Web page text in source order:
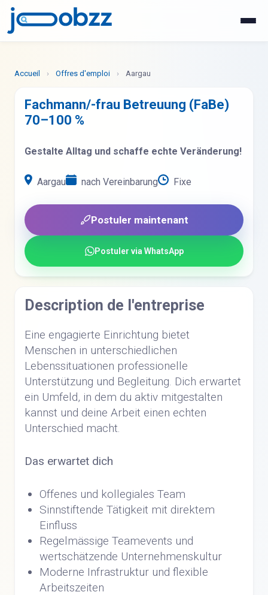
Accueil › Offres d'emploi › Aargau
Fachmann/-frau Betreuung (FaBe)
70–100 %
Gestalte Alltag und schaffe echte Veränderung!
Aargau nach Vereinbarung Fixe
Postuler maintenant
Postuler via WhatsApp
Description de l'entreprise
Eine engagierte Einrichtung bietet
Menschen in unterschiedlichen
Lebenssituationen professionelle
Unterstützung und Begleitung. Dich erwartet
ein Umfeld, in dem du aktiv mitgestalten
kannst und deine Arbeit einen echten
Unterschied macht.
Das erwartet dich
Offenes und kollegiales Team
Sinnstiftende Tätigkeit mit direktem
Einfluss
Regelmässige Teamevents und
wertschätzende Unternehmenskultur
Moderne Infrastruktur und flexible
Arbeitszeiten